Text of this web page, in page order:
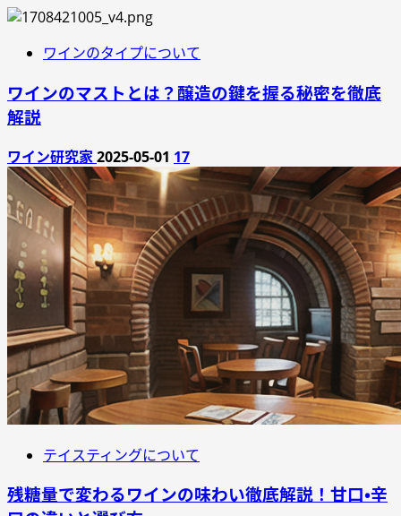
ワインのタイプについて
ワインのマストとは？醸造の鍵を握る秘密を徹底
解説
ワイン研究家2025-05-01 17
テイスティングについて
残糖量で変わるワインの味わい徹底解説！甘口・辛